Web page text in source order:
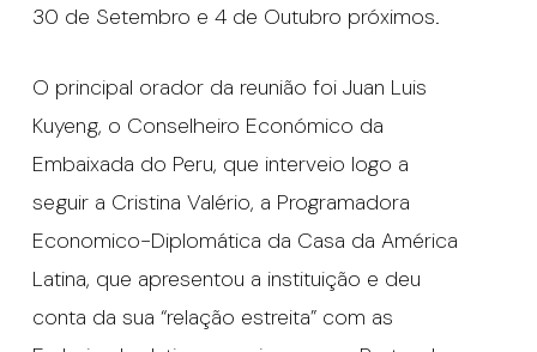
30 de Setembro e 4 de Outubro próximos.
O principal orador da reunião foi Juan Luis
Kuyeng, o Conselheiro Económico da
Embaixada do Peru, que interveio logo a
seguir a Cristina Valério, a Programadora
Economico-Diplomática da Casa da América
Latina, que apresentou a instituição e deu
conta da sua “relação estreita” com as